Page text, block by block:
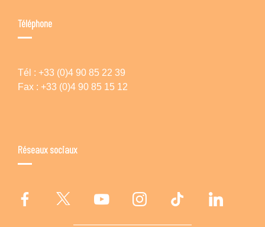
Téléphone
Tél : +33 (0)4 90 85 22 39
Fax : +33 (0)4 90 85 15 12
Réseaux sociaux